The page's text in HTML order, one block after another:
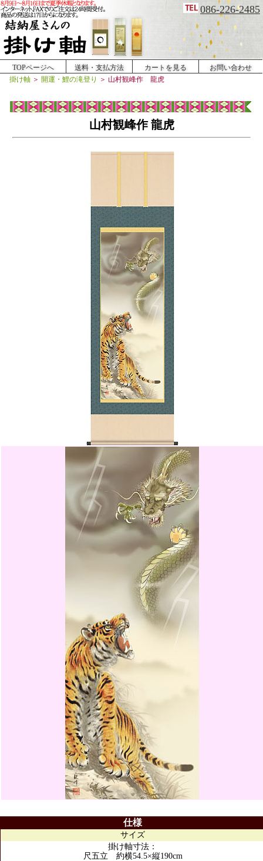
086-226-2485
TOPページへ 送料・支払方法 カートを見る
お問い合わせ
掛け軸 ＞ 開運・鯉の滝登り ＞ 山村観峰作 龍虎
山村観峰作 龍虎
仕様
サイズ
掛け軸寸法：
尺五立 約横54.5×縦190cm